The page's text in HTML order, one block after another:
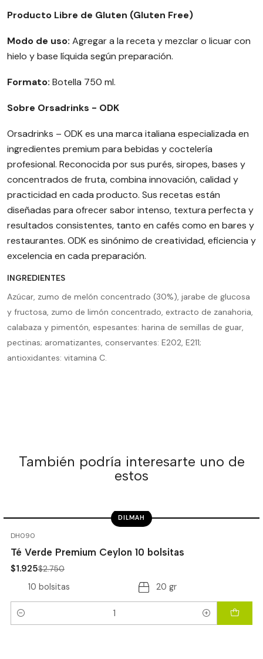
Producto Libre de Gluten (Gluten Free)
Modo de uso: Agregar a la receta y mezclar o licuar con
hielo y base líquida según preparación.
Formato: Botella 750 ml.
Sobre Orsadrinks - ODK
Orsadrinks – ODK es una marca italiana especializada en
ingredientes premium para bebidas y coctelería
profesional. Reconocida por sus purés, siropes, bases y
concentrados de fruta, combina innovación, calidad y
practicidad en cada producto. Sus recetas están
diseñadas para ofrecer sabor intenso, textura perfecta y
resultados consistentes, tanto en cafés como en bares y
restaurantes. ODK es sinónimo de creatividad, eficiencia y
excelencia en cada preparación.
INGREDIENTES
Azúcar, zumo de melón concentrado (30%), jarabe de glucosa
y fructosa, zumo de limón concentrado, extracto de zanahoria,
calabaza y pimentón, espesantes: harina de semillas de guar,
pectinas; aromatizantes, conservantes: E202, E211;
antioxidantes: vitamina C.
También podría interesarte uno de
estos
DH090
DILMAH
Té Verde Premium Ceylon 10 bolsitas
$1.925$2.750
10 bolsitas 20 gr
Cantidad